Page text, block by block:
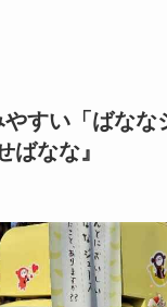
すい「ばなな
ばなな』